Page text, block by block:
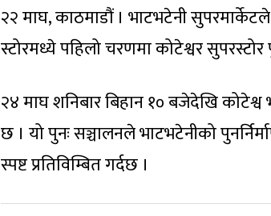
२२ माघ, काठमाडौं । भाटभटेनी
स्टोरमध्ये पहिलो चरणमा कोटेश्वर
२४ माघ शनिबार बिहान १० बजेदेखि
छ । यो पुनः सञ्चालनले भाटभटेनीको
स्पष्ट प्रतिविम्बित गर्दछ ।